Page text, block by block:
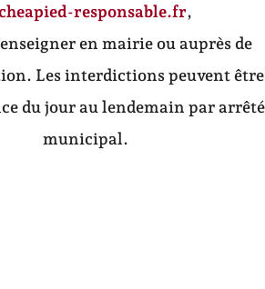
responsable.fr,
en mairie ou auprès de
Les interdictions peuvent être
du jour au lendemain par arrêté
municipal.